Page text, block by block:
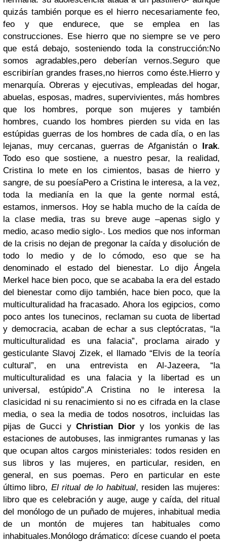
quizás también porque es el hierro necesariamente feo,
feo y que endurece, que se emplea en las
construcciones. Ese hierro que no siempre se ve pero
que está debajo, sosteniendo toda la construcción:No
somos agradables,pero deberían vernos.Seguro que
escribirían grandes frases,no hierros como éste.Hierro y
menarquía. Obreras y ejecutivas, empleadas del hogar,
abuelas, esposas, madres, supervivientes, más hombres
que los hombres, porque son mujeres y también
hombres, cuando los hombres pierden su vida en las
estúpidas guerras de los hombres de cada día, o en las
lejanas, muy cercanas, guerras de Afganistán o Irak.
Todo eso que sostiene, a nuestro pesar, la realidad,
Cristina lo mete en los cimientos, basas de hierro y
sangre, de su poesíaPero a Cristina le interesa, a la vez,
toda la medianía en la que la gente normal está,
estamos, inmersos. Hoy se habla mucho de la caída de
la clase media, tras su breve auge –apenas siglo y
medio, acaso medio siglo-. Los medios que nos informan
de la crisis no dejan de pregonar la caída y disolución de
todo lo medio y de lo cómodo, eso que se ha
denominado el estado del bienestar. Lo dijo Ángela
Merkel hace bien poco, que se acababa la era del estado
del bienestar como dijo también, hace bien poco, que la
multiculturalidad ha fracasado. Ahora los egipcios, como
poco antes los tunecinos, reclaman su cuota de libertad
y democracia, acaban de echar a sus cleptócratas, “la
multiculturalidad es una falacia”, proclama airado y
gesticulante Slavoj Zizek, el llamado “Elvis de la teoría
cultural”, en una entrevista en Al-Jazeera, “la
multiculturalidad es una falacia y la libertad es un
universal, estúpido”.A Cristina no le interesa la
clasicidad ni su renacimiento si no es cifrada en la clase
media, o sea la media de todos nosotros, incluidas las
pijas de Gucci y Christian Diory los yonkis de las
estaciones de autobuses, las inmigrantes rumanas y las
que ocupan altos cargos ministeriales: todos residen en
sus libros y las mujeres, en particular, residen, en
general, en sus poemas. Pero en particular en este
último libro, El ritual de lo habitual, residen las mujeres:
libro que es celebración y auge, auge y caída, del ritual
del monólogo de un puñado de mujeres, inhabitual media
de un montón de mujeres tan habituales como
inhabituales.Monólogo drámatico: dícese cuando el poeta